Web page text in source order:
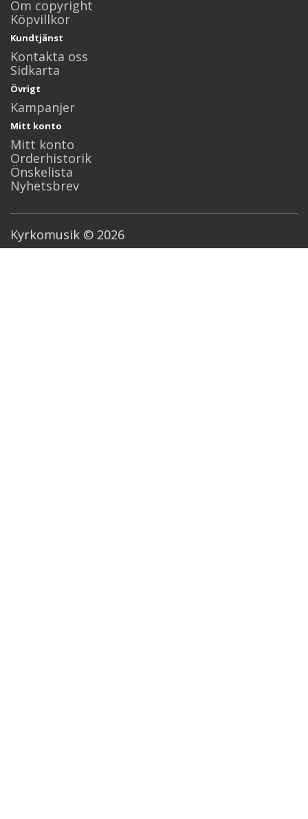
Om copyright
Köpvillkor
Kundtjänst
Kontakta oss
Sidkarta
Övrigt
Kampanjer
Mitt konto
Mitt konto
Orderhistorik
Önskelista
Nyhetsbrev
Kyrkomusik © 2026